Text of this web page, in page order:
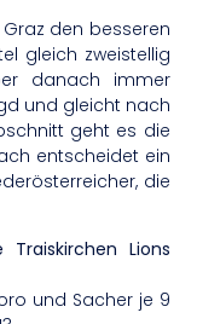
den besseren
gleich zweistellig
danach immer
und gleicht nach
geht es die
entscheidet ein
die
Traiskirchen Lions
und Sacher je 9